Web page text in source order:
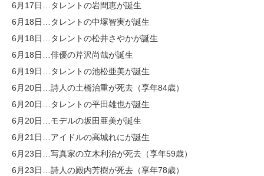
6月17日…タレントの岩間恵が誕生
6月18日…タレントの中塚智実が誕生
6月18日…タレントの松井さやかが誕生
6月18日…俳優の芹沢尚哉が誕生
6月19日…タレントの池松亜美が誕生
6月20日…詩人の土橋治重が死去（享年84歳）
6月20日…タレントの平田雄也が誕生
6月20日…モデルの坂田亜美が誕生
6月21日…アイドルの高城れにが誕生
6月23日…写真家の立木利治が死去（享年59歳）
6月23日…詩人の殿内芳樹が死去（享年78歳）